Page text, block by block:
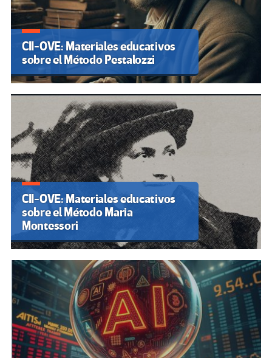
CII-OVE: Materiales educativos
sobre el Método Pestalozzi
CII-OVE: Materiales educativos
sobre el Método Maria
Montessori